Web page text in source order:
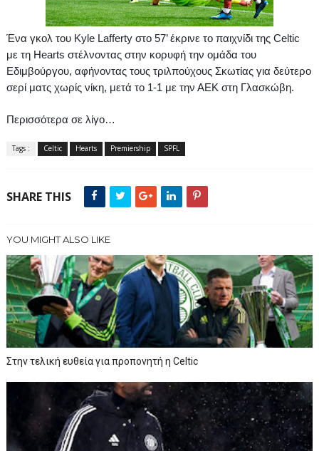
Ένα γκολ του Kyle Lafferty στο 57’έκρινε το παιχνίδι της Celtic
με τη Hearts στέλνοντας στην κορυφή την ομάδα του
Εδιμβούργου, αφήνοντας τους τριλπούχους Σκωτίας για δεύτερο
σερί ματς χωρίς νίκη, μετά το 1-1 με την ΑΕΚ στη Γλασκώβη.
Περισσότερα σε λίγο…
Tags : Celtic Hearts Premiership SPFL
SHARE THIS
YOU MIGHT ALSO LIKE
Στην τελική ευθεία για προπονητή η Celtic